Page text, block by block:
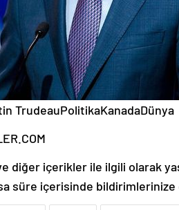
TrudeauPolitikaKanadaDünya
diğer içerikler ile ilgili olarak
süre içerisinde bildirimlerinize